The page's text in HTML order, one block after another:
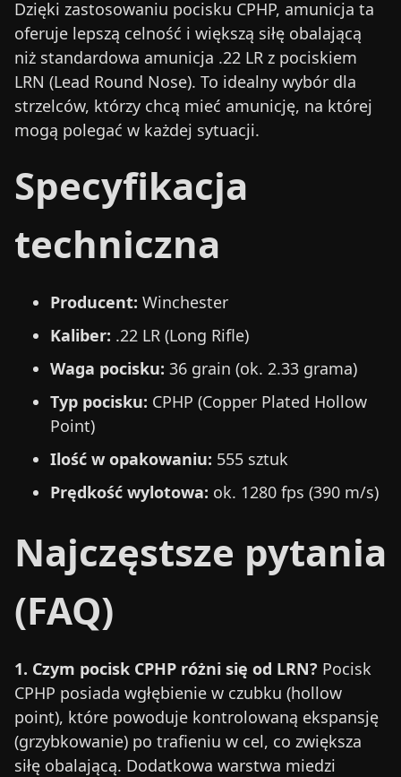
Dzięki zastosowaniu pocisku CPHP, amunicja ta
oferuje lepszą celność i większą siłę obalającą
niż standardowa amunicja .22 LR z pociskiem
LRN (Lead Round Nose). To idealny wybór dla
strzelców, którzy chcą mieć amunicję, na której
mogą polegać w każdej sytuacji.
Specyfikacja
techniczna
Producent: Winchester
Kaliber: .22 LR (Long Rifle)
Waga pocisku: 36 grain (ok. 2.33 grama)
Typ pocisku: CPHP (Copper Plated Hollow
Point)
Ilość w opakowaniu: 555 sztuk
Prędkość wylotowa: ok. 1280 fps (390 m/s)
Najczęstsze pytania
(FAQ)
1. Czym pocisk CPHP różni się od LRN? Pocisk
CPHP posiada wgłębienie w czubku (hollow
point), które powoduje kontrolowaną ekspansję
(grzybkowanie) po trafieniu w cel, co zwiększa
siłę obalającą. Dodatkowa warstwa miedzi